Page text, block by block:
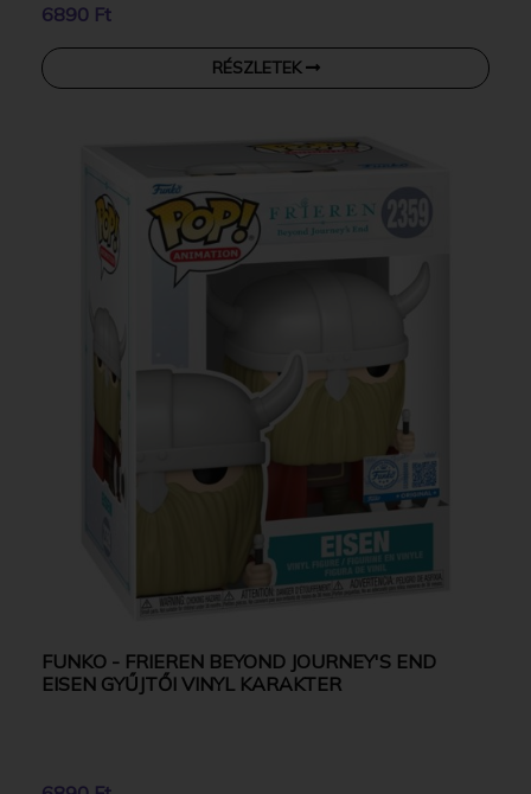
6890 Ft
RÉSZLETEK
FUNKO - FRIEREN BEYOND JOURNEY'S END
EISEN GYŰJTŐI VINYL KARAKTER